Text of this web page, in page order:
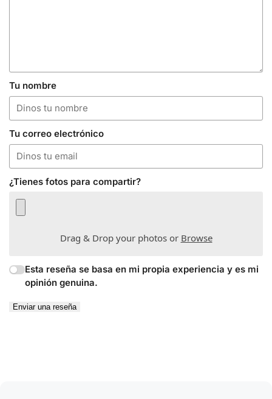
Tu nombre
Tu correo electrónico
¿Tienes fotos para compartir?
Drag & Drop your photos or Browse
Esta reseña se basa en mi propia experiencia y es mi
opinión genuina.
Enviar una reseña